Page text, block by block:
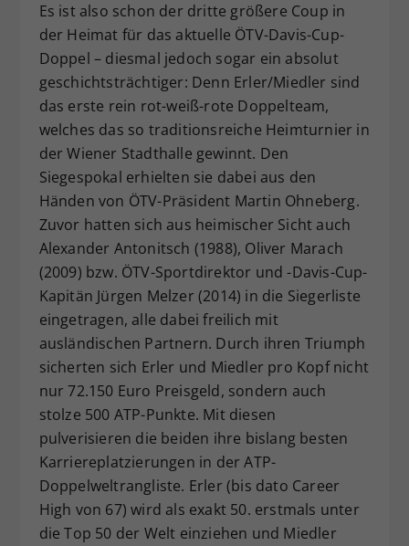
Es ist also schon der dritte größere Coup in
der Heimat für das aktuelle ÖTV-Davis-Cup-
Doppel – diesmal jedoch sogar ein absolut
geschichtsträchtiger: Denn Erler/Miedler sind
das erste rein rot-weiß-rote Doppelteam,
welches das so traditionsreiche Heimturnier in
der Wiener Stadthalle gewinnt. Den
Siegespokal erhielten sie dabei aus den
Händen von ÖTV-Präsident Martin Ohneberg.
Zuvor hatten sich aus heimischer Sicht auch
Alexander Antonitsch (1988), Oliver Marach
(2009) bzw. ÖTV-Sportdirektor und -Davis-Cup-
Kapitän Jürgen Melzer (2014) in die Siegerliste
eingetragen, alle dabei freilich mit
ausländischen Partnern. Durch ihren Triumph
sicherten sich Erler und Miedler pro Kopf nicht
nur 72.150 Euro Preisgeld, sondern auch
stolze 500 ATP-Punkte. Mit diesen
pulverisieren die beiden ihre bislang besten
Karriereplatzierungen in der ATP-
Doppelweltrangliste. Erler (bis dato Career
High von 67) wird als exakt 50. erstmals unter
die Top 50 der Welt einziehen und Miedler